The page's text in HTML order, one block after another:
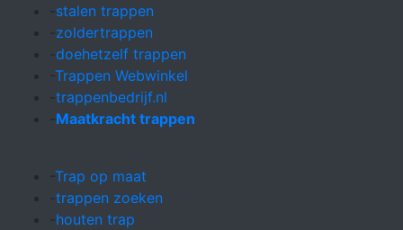
stalen trappen
zoldertrappen
doehetzelf trappen
Trappen Webwinkel
trappenbedrijf.nl
Maatkracht trappen
Trap op maat
trappen zoeken
houten trap